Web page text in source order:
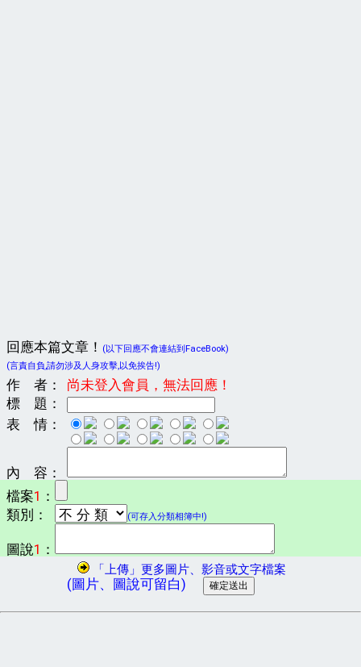
回應本篇文章！
(以下回應不會連結到FaceBook)
(言責自負,請勿涉及人身攻擊,以免挨告!)
作 者：
尚未登入會員，無法回應！
標 題：
表 情：
內 容：
檔案1 ：
類別：
(可存入分類相簿中!)
圖說1 ：
「上傳」更多圖片、影音或文字檔案
(圖片、圖說可留白)